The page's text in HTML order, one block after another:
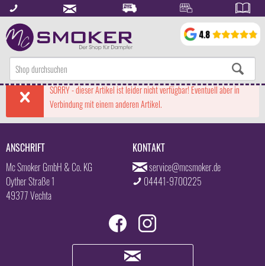
SORRY - dieser Artikel ist leider nicht verfügbar! Eventuell aber in
Verbindung mit einem anderen Artikel.
ANSCHRIFT
Mc Smoker GmbH & Co. KG
Oyther Straße 1
49377 Vechta
KONTAKT
service@mcsmoker.de
04441-9700225